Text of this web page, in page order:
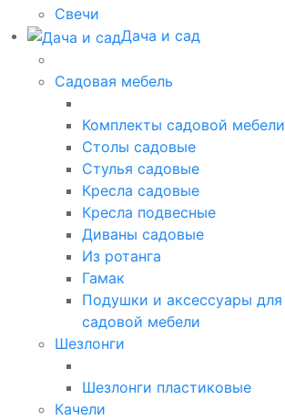
Свечи
Дача и сад
Садовая мебель
Комплекты садовой мебели
Столы садовые
Стулья садовые
Кресла садовые
Кресла подвесные
Диваны садовые
Из ротанга
Гамак
Подушки и аксессуары для
садовой мебели
Шезлонги
Шезлонги пластиковые
Качели